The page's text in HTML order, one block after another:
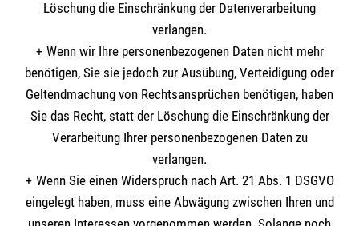
Löschung die Einschränkung der Datenverarbeitung
verlangen.
Wenn wir Ihre personenbezogenen Daten nicht mehr
benötigen, Sie sie jedoch zur Ausübung, Verteidigung oder
Geltendmachung von Rechtsansprüchen benötigen, haben
Sie das Recht, statt der Löschung die Einschränkung der
Verarbeitung Ihrer personenbezogenen Daten zu
verlangen.
Wenn Sie einen Widerspruch nach Art. 21 Abs. 1 DSGVO
eingelegt haben, muss eine Abwägung zwischen Ihren und